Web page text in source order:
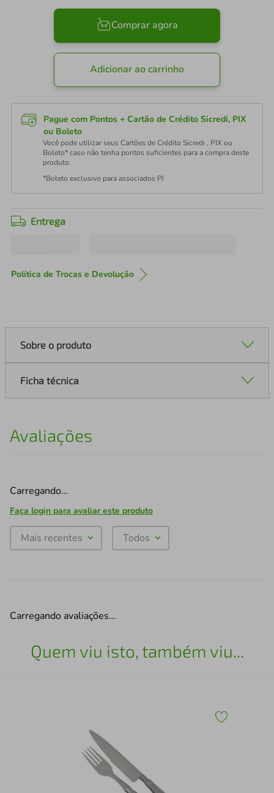
Comprar agora
Adicionar ao carrinho
Pague com Pontos + Cartão de Crédito Sicredi, PIX
ou Boleto
Você pode utilizar seus Cartões de Crédito Sicredi , PIX ou
Boleto* caso não tenha pontos suficientes para a compra deste
produto.
*Boleto exclusivo para associados PJ
Entrega
Política de Trocas e Devolução
Sobre o produto
Ficha técnica
Avaliações
Carregando…
Faça login para avaliar este produto
Mais recentes Todos
Carregando avaliações…
Quem viu isto, também viu...